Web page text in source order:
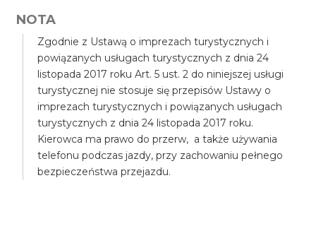
NOTA
Zgodnie z Ustawą o imprezach turystycznych i
powiązanych usługach turystycznych z dnia 24
listopada 2017 roku Art. 5 ust. 2 do niniejszej usługi
turystycznej nie stosuje się przepisów Ustawy o
imprezach turystycznych i powiązanych usługach
turystycznych z dnia 24 listopada 2017 roku.
Kierowca ma prawo do przerw, a także używania
telefonu podczas jazdy, przy zachowaniu pełnego
bezpieczeństwa przejazdu.